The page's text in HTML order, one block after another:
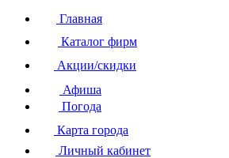
Главная
Каталог фирм
Акции/скидки
Афиша
Погода
Карта города
Личный кабинет